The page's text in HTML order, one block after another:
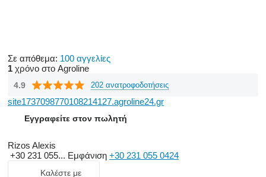
Σε απόθεμα: 100 αγγελίες
1 χρόνο στο Agroline
4.9 202 ανατροφοδοτήσεις
site1737098770108214127.agroline24.gr
Εγγραφείτε στον πωλητή
Rizos Alexis
+30 231 055... Εμφάνιση +30 231 055 0424
Καλέστε με